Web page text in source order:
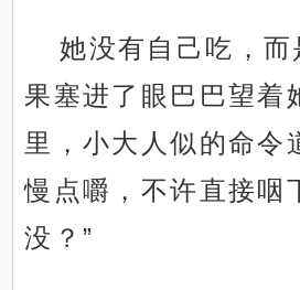
她没有自己吃，而
果塞进了眼巴巴望着
里，小大人似的命令
慢点嚼，不许直接咽
没？”